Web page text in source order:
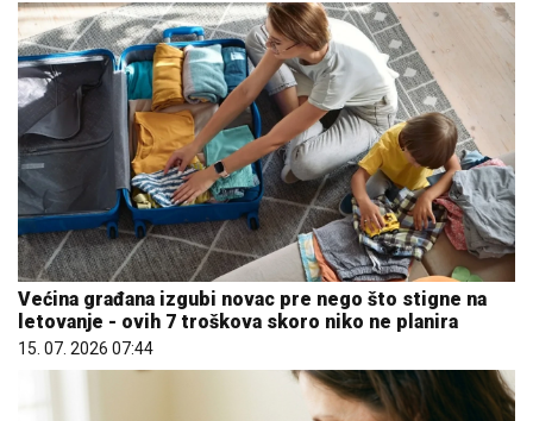
Većina građana izgubi novac pre nego što stigne na
letovanje - ovih 7 troškova skoro niko ne planira
15. 07. 2026 07:44